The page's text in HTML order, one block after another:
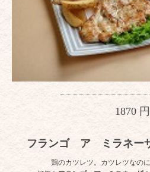
1870 円
フランゴ ア ミラネー
鶏のカツレツ。カツレツなの